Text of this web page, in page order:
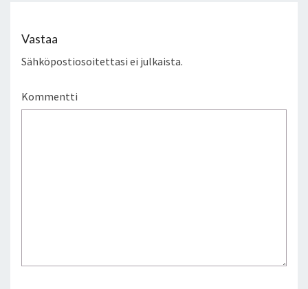
Vastaa
Sähköpostiosoitettasi ei julkaista.
Kommentti